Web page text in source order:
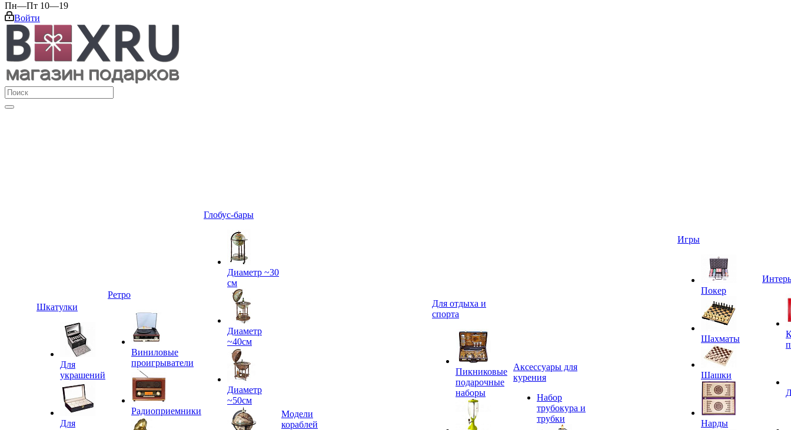
Пн—Пт 10—19
Войти
Шкатулки
Для
украшений
Для
Ретро
Виниловые
проигрыватели
Радиоприемники
Глобус-бары
Диаметр ~30
см
Диаметр
~40см
Диаметр
~50см
Модели
кораблей
Для отдыха и
спорта
Пикниковые
подарочные
наборы
Аксессуары для
курения
Набор
трубокура и
трубки
Игры
Покер
Шахматы
Шашки
Нарды